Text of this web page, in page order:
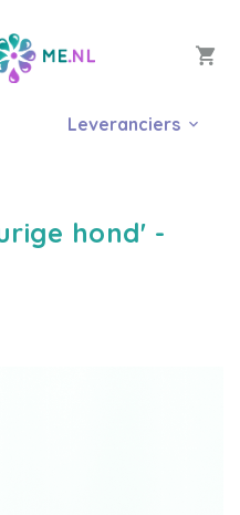
Leveranciers
hond' -